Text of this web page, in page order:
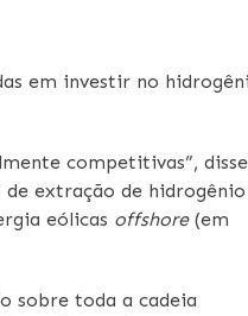
em investir no
competitivas”, disse
extração de
eólicas offshore(em
sobre toda a cadeia